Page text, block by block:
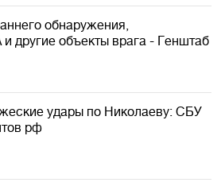
обнаружения,
другие объекты врага - Генштаб
удары по Николаеву: СБУ
рф